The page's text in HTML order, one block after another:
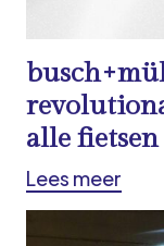
alle fietsen
Lees meer